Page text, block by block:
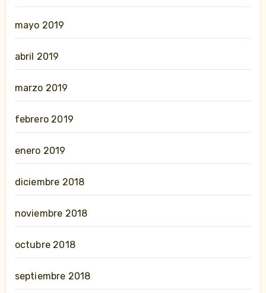
mayo 2019
abril 2019
marzo 2019
febrero 2019
enero 2019
diciembre 2018
noviembre 2018
octubre 2018
septiembre 2018